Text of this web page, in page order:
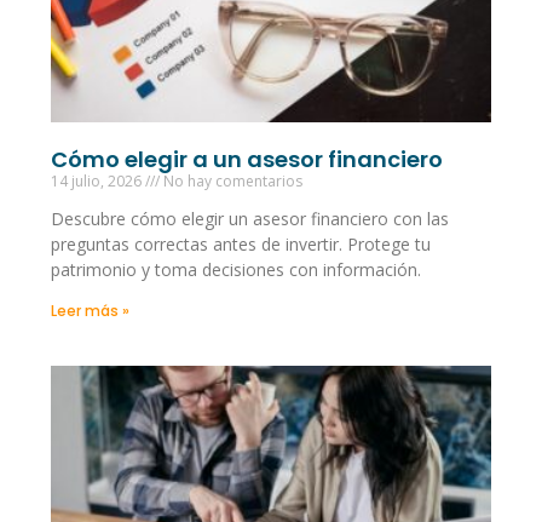
Cómo elegir a un asesor financiero
14 julio, 2026 No hay comentarios
Descubre cómo elegir un asesor financiero con las
preguntas correctas antes de invertir. Protege tu
patrimonio y toma decisiones con información.
Leer más »